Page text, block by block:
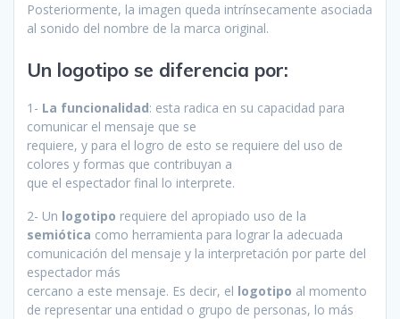
Posteriormente, la imagen queda intrínsecamente asociada
al sonido del nombre de la marca original.
Un logotipo se diferencia por:
1- La funcionalidad: esta radica en su capacidad para
comunicar el mensaje que se
requiere, y para el logro de esto se requiere del uso de
colores y formas que contribuyan a
que el espectador final lo interprete.
2- Un logotipo requiere del apropiado uso de la
semiótica como herramienta para lograr la adecuada
comunicación del mensaje y la interpretación por parte del
espectador más
cercano a este mensaje. Es decir, el logotipo al momento
de representar una entidad o grupo de personas, lo más